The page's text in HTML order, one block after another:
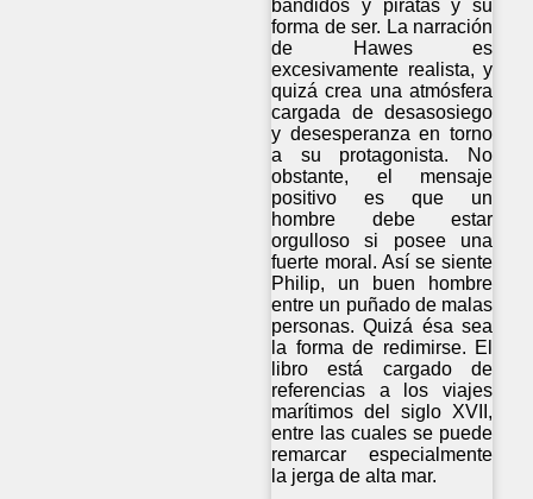
bandidos y piratas y su
forma de ser. La narración
de Hawes es
excesivamente realista, y
quizá crea una atmósfera
cargada de desasosiego
y desesperanza en torno
a su protagonista. No
obstante, el mensaje
positivo es que un
hombre debe estar
orgulloso si posee una
fuerte moral. Así se siente
Philip, un buen hombre
entre un puñado de malas
personas. Quizá ésa sea
la forma de redimirse. El
libro está cargado de
referencias a los viajes
marítimos del siglo XVII,
entre las cuales se puede
remarcar especialmente
la jerga de alta mar.